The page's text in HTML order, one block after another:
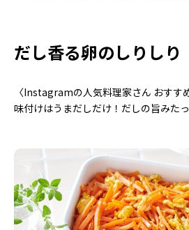
だし香る卵のしりしり
〈Instagramの人気料理家さん おすす
味付けはうまだしだけ！だしの旨みた